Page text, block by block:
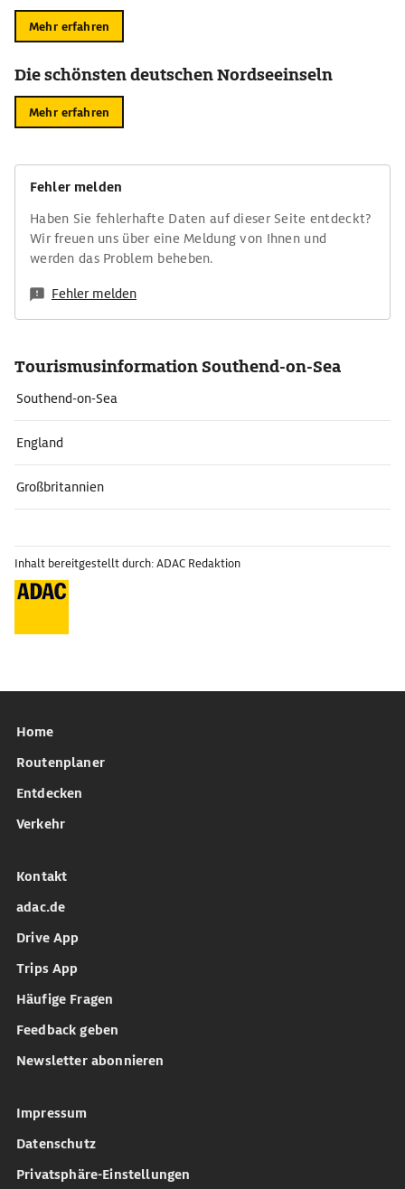
Mehr erfahren
Die schönsten deutschen Nordseeinseln
Mehr erfahren
Fehler melden
Haben Sie fehlerhafte Daten auf dieser Seite entdeckt?
Wir freuen uns über eine Meldung von Ihnen und
werden das Problem beheben.
Fehler melden
Tourismusinformation Southend-on-Sea
Southend-on-Sea
England
Großbritannien
Inhalt bereitgestellt durch: ADAC Redaktion
Home
Routenplaner
Entdecken
Verkehr
Kontakt
adac.de
Drive App
Trips App
Häufige Fragen
Feedback geben
Newsletter abonnieren
Impressum
Datenschutz
Privatsphäre-Einstellungen